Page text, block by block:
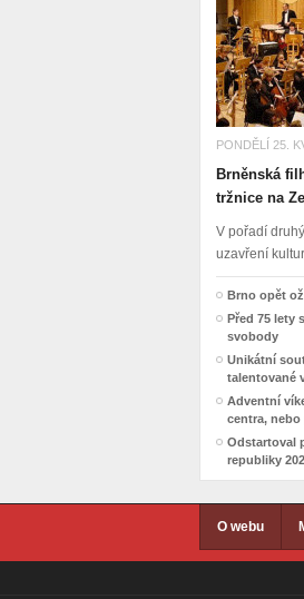
PONDĚLÍ 25.
Brněnská
tržnice na
V pořadí
uzavření
Brno opět
Před 75 lety
svobody
Unikátní
talentované
Adventní
centra,
Odstartoval
republiky
O webu